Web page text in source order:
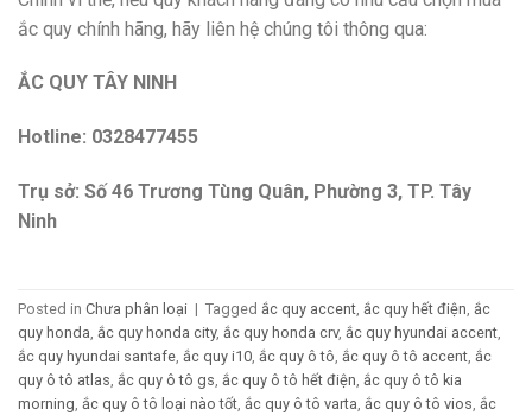
ắc quy chính hãng, hãy liên hệ chúng tôi thông qua:
ẮC QUY TÂY NINH
Hotline: 0328477455
Trụ sở: Số 46 Trương Tùng Quân, Phường 3, TP. Tây
Ninh
Posted in Chưa phân loại | Tagged ắc quy accent, ắc quy hết điện, ắc
quy honda, ắc quy honda city, ắc quy honda crv, ắc quy hyundai accent,
ắc quy hyundai santafe, ắc quy i10, ắc quy ô tô, ắc quy ô tô accent, ắc
quy ô tô atlas, ắc quy ô tô gs, ắc quy ô tô hết điện, ắc quy ô tô kia
morning, ắc quy ô tô loại nào tốt, ắc quy ô tô varta, ắc quy ô tô vios, ắc